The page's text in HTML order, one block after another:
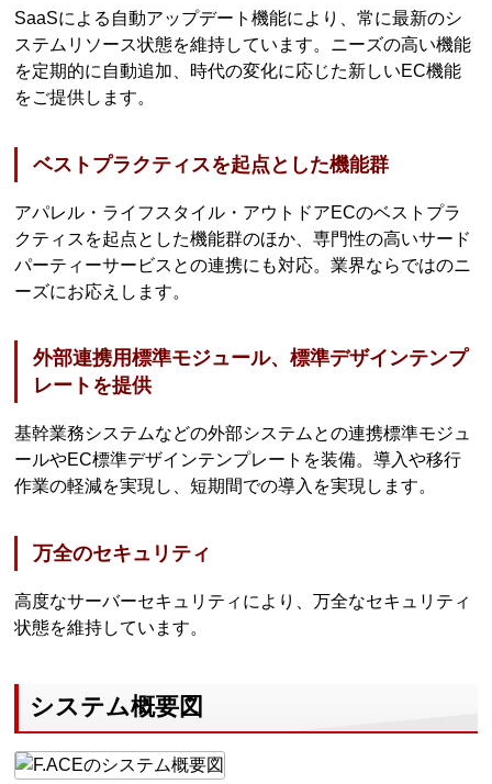
SaaSによる自動アップデート機能により、常に最新のシ
ステムリソース状態を維持しています。ニーズの高い機能
を定期的に自動追加、時代の変化に応じた新しいEC機能
をご提供します。
ベストプラクティスを起点とした機能群
アパレル・ライフスタイル・アウトドアECのベストプラ
クティスを起点とした機能群のほか、専門性の高いサード
パーティーサービスとの連携にも対応。業界ならではのニ
ーズにお応えします。
外部連携用標準モジュール、標準デザインテンプ
レートを提供
基幹業務システムなどの外部システムとの連携標準モジュ
ールやEC標準デザインテンプレートを装備。導入や移行
作業の軽減を実現し、短期間での導入を実現します。
万全のセキュリティ
高度なサーバーセキュリティにより、万全なセキュリティ
状態を維持しています。
システム概要図